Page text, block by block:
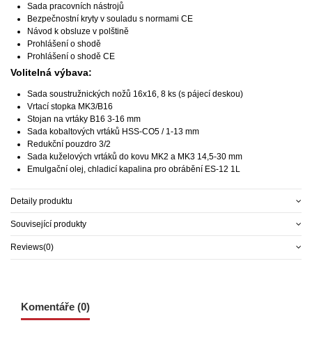
Sada pracovních nástrojů
Bezpečnostní kryty v souladu s normami CE
Návod k obsluze v polštině
Prohlášení o shodě
Prohlášení o shodě CE
Volitelná výbava:
Sada soustružnických nožů 16x16, 8 ks (s pájecí deskou)
Vrtací stopka MK3/B16
Stojan na vrtáky B16 3-16 mm
Sada kobaltových vrtáků HSS-CO5 / 1-13 mm
Redukční pouzdro 3/2
Sada kuželových vrtáků do kovu MK2 a MK3 14,5-30 mm
Emulgační olej, chladicí kapalina pro obrábění ES-12 1L
Detaily produktu
Související produkty
Reviews(0)
Komentáře (0)